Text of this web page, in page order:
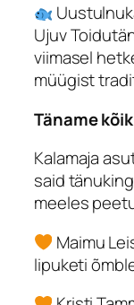
Ujuv
viimasel
müügist
Täname
Kalamaja
said
meeles
Maimu
lipuketi